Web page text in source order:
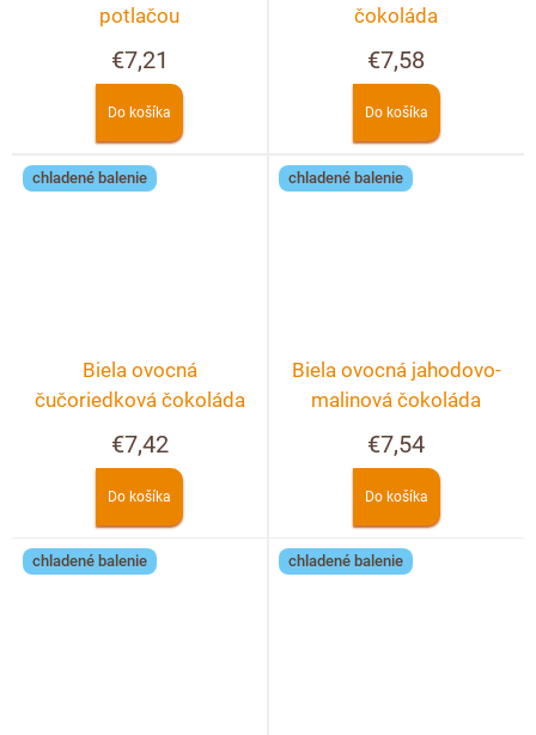
potlačou
€7,21
Do košíka
čokoláda
€7,58
Do košíka
chladené balenie
Biela ovocná
čučoriedková čokoláda
€7,42
Do košíka
chladené balenie
Biela ovocná jahodovo-
malinová čokoláda
€7,54
Do košíka
chladené balenie chladené balenie